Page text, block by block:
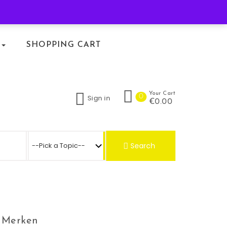
SHOPPING CART
Sign in 0 Your Cart
€0.00
Search
Merken